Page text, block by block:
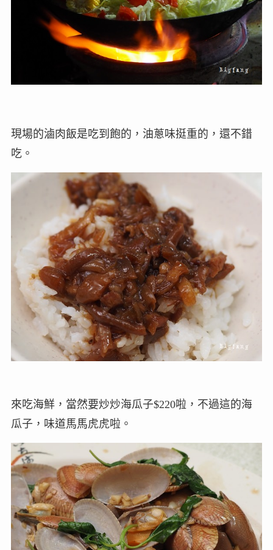
現場的滷肉飯是吃到飽的，油蔥味挺重的，還不錯
吃。
來吃海鮮，當然要炒炒海瓜子$220啦，不過這的海
瓜子，味道馬馬虎虎啦。